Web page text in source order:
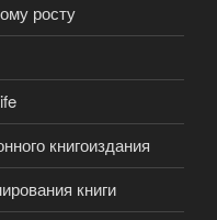
росту
книгоиздания
книги